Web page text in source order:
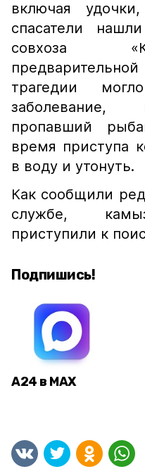
включая
спасатели
совхоза
трагедии
заболевание,
пропавший
время приступа
в воду и утонуть.
Как сообщили
службе,
приступили к
Подпишись!
А24 в MAX